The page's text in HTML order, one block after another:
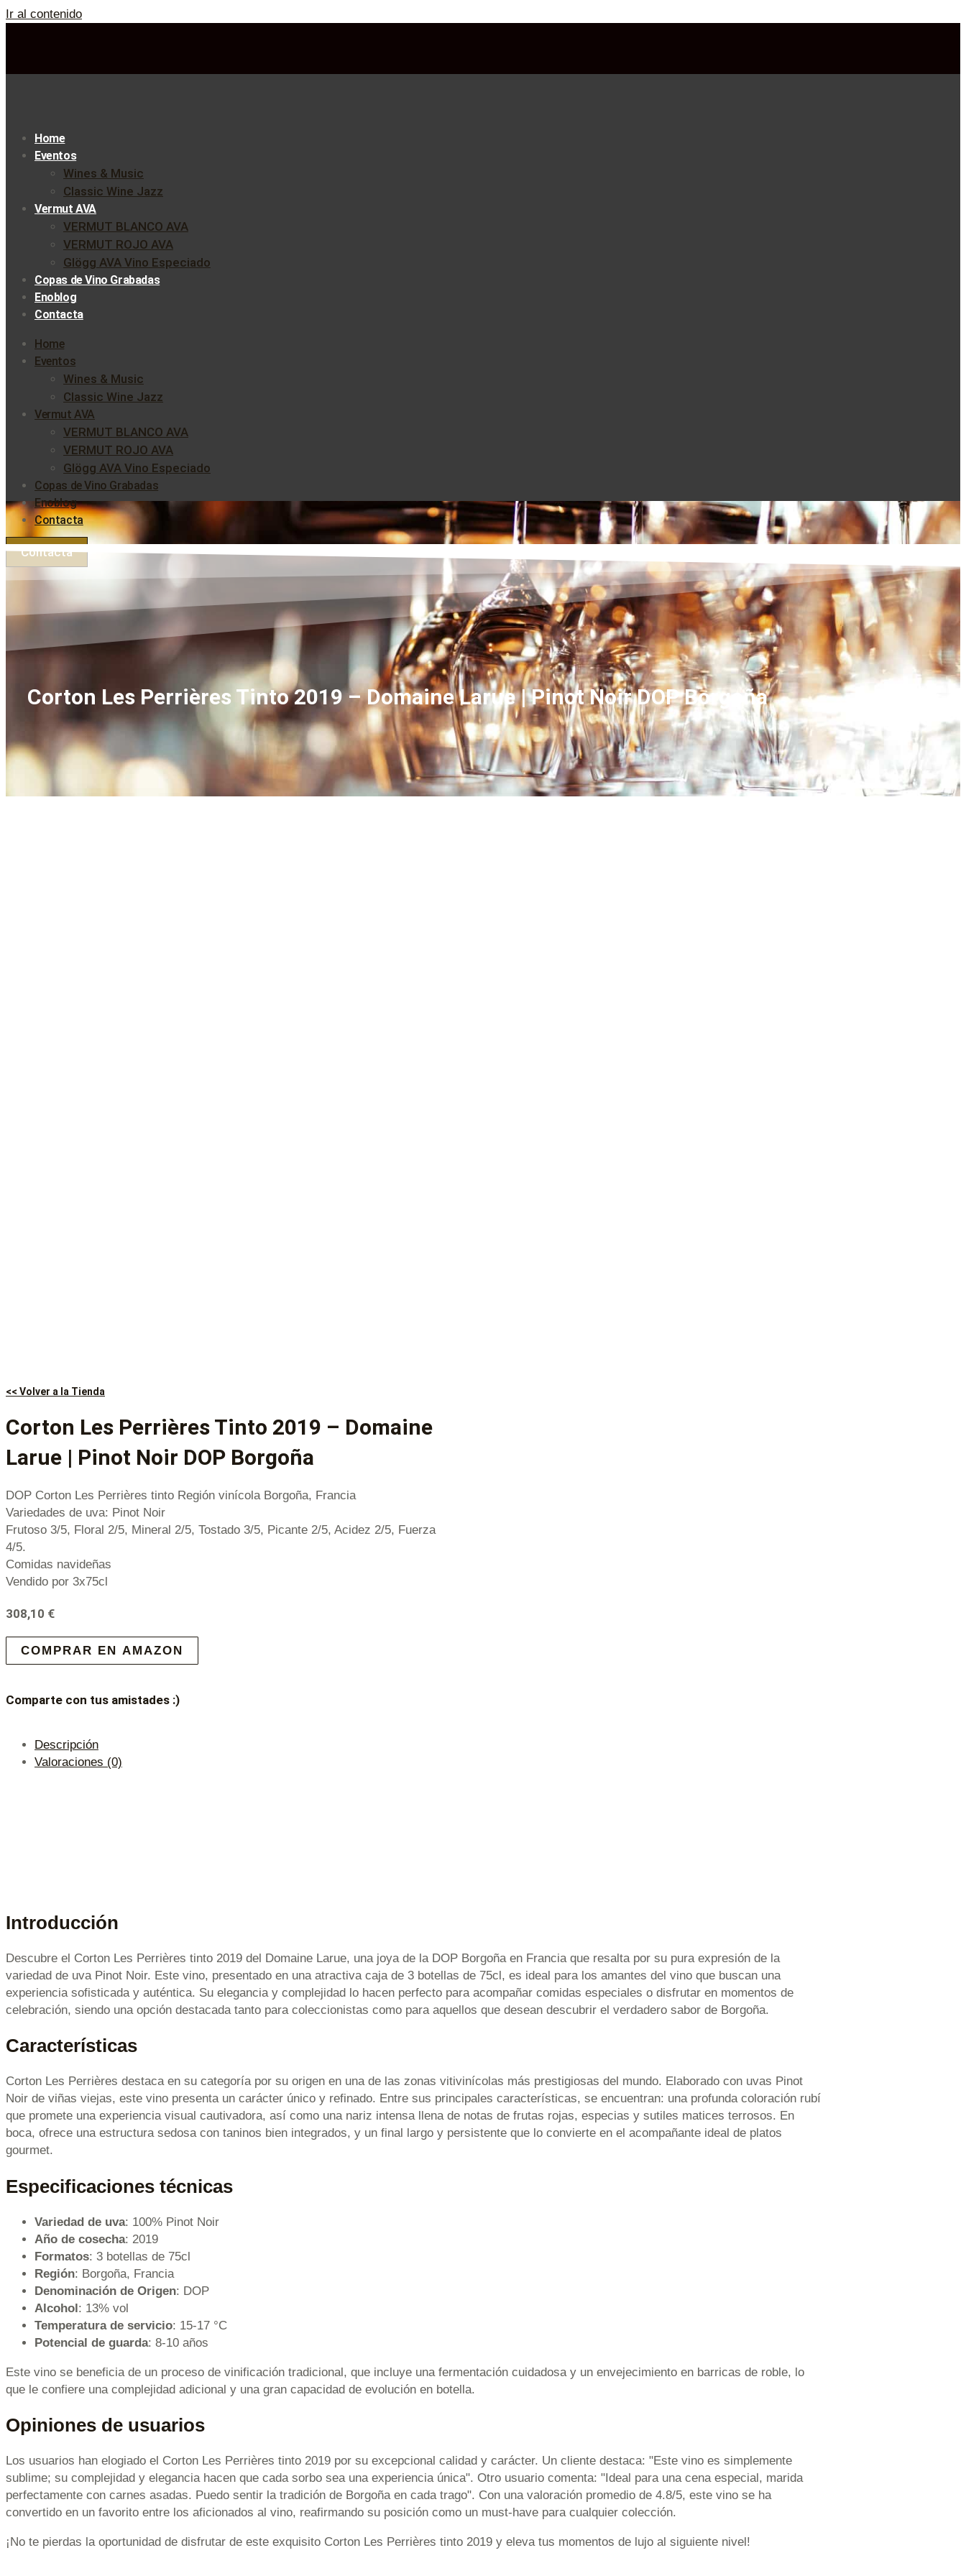
Ir al contenido
Home
Eventos
Wines & Music
Classic Wine Jazz
Vermut AVA
VERMUT BLANCO AVA
VERMUT ROJO AVA
Glögg AVA Vino Especiado
Copas de Vino Grabadas
Enoblog
Contacta
Home
Eventos
Wines & Music
Classic Wine Jazz
Vermut AVA
VERMUT BLANCO AVA
VERMUT ROJO AVA
Glögg AVA Vino Especiado
Copas de Vino Grabadas
Enoblog
Contacta
Contacta
Corton Les Perrières Tinto 2019 – Domaine Larue | Pinot Noir DOP Borgoña
<< Volver a la Tienda
Corton Les Perrières Tinto 2019 – Domaine
Larue | Pinot Noir DOP Borgoña
DOP Corton Les Perrières tinto Región vinícola Borgoña, Francia
Variedades de uva: Pinot Noir
Frutoso 3/5, Floral 2/5, Mineral 2/5, Tostado 3/5, Picante 2/5, Acidez 2/5, Fuerza
4/5.
Comidas navideñas
Vendido por 3x75cl
308,10 €
COMPRAR EN AMAZON
Comparte con tus amistades :)
Descripción
Valoraciones (0)
Introducción
Descubre el Corton Les Perrières tinto 2019 del Domaine Larue, una joya de la DOP Borgoña en Francia que resalta por su pura expresión de la
variedad de uva Pinot Noir. Este vino, presentado en una atractiva caja de 3 botellas de 75cl, es ideal para los amantes del vino que buscan una
experiencia sofisticada y auténtica. Su elegancia y complejidad lo hacen perfecto para acompañar comidas especiales o disfrutar en momentos de
celebración, siendo una opción destacada tanto para coleccionistas como para aquellos que desean descubrir el verdadero sabor de Borgoña.
Características
Corton Les Perrières destaca en su categoría por su origen en una de las zonas vitivinícolas más prestigiosas del mundo. Elaborado con uvas Pinot
Noir de viñas viejas, este vino presenta un carácter único y refinado. Entre sus principales características, se encuentran: una profunda coloración rubí
que promete una experiencia visual cautivadora, así como una nariz intensa llena de notas de frutas rojas, especias y sutiles matices terrosos. En
boca, ofrece una estructura sedosa con taninos bien integrados, y un final largo y persistente que lo convierte en el acompañante ideal de platos
gourmet.
Especificaciones técnicas
Variedad de uva: 100% Pinot Noir
Año de cosecha: 2019
Formatos: 3 botellas de 75cl
Región: Borgoña, Francia
Denominación de Origen: DOP
Alcohol: 13% vol
Temperatura de servicio: 15-17 °C
Potencial de guarda: 8-10 años
Este vino se beneficia de un proceso de vinificación tradicional, que incluye una fermentación cuidadosa y un envejecimiento en barricas de roble, lo
que le confiere una complejidad adicional y una gran capacidad de evolución en botella.
Opiniones de usuarios
Los usuarios han elogiado el Corton Les Perrières tinto 2019 por su excepcional calidad y carácter. Un cliente destaca: "Este vino es simplemente
sublime; su complejidad y elegancia hacen que cada sorbo sea una experiencia única". Otro usuario comenta: "Ideal para una cena especial, marida
perfectamente con carnes asadas. Puedo sentir la tradición de Borgoña en cada trago". Con una valoración promedio de 4.8/5, este vino se ha
convertido en un favorito entre los aficionados al vino, reafirmando su posición como un must-have para cualquier colección.
¡No te pierdas la oportunidad de disfrutar de este exquisito Corton Les Perrières tinto 2019 y eleva tus momentos de lujo al siguiente nivel!